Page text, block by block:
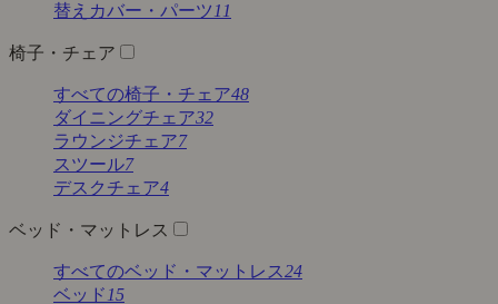
替えカバー・パーツ 11
椅子・チェア
すべての椅子・チェア48
ダイニングチェア32
ラウンジチェア7
スツール7
デスクチェア4
ベッド・マットレス
すべてのベッド・マットレス24
ベッド 15